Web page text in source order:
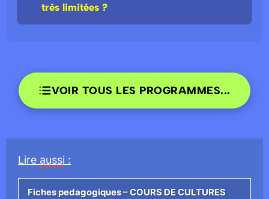
très limitées ?
VOIR TOUS LES PROGRAMMES...
Lire aussi :
Fiches pedagogiques – COURS DE CULTURES